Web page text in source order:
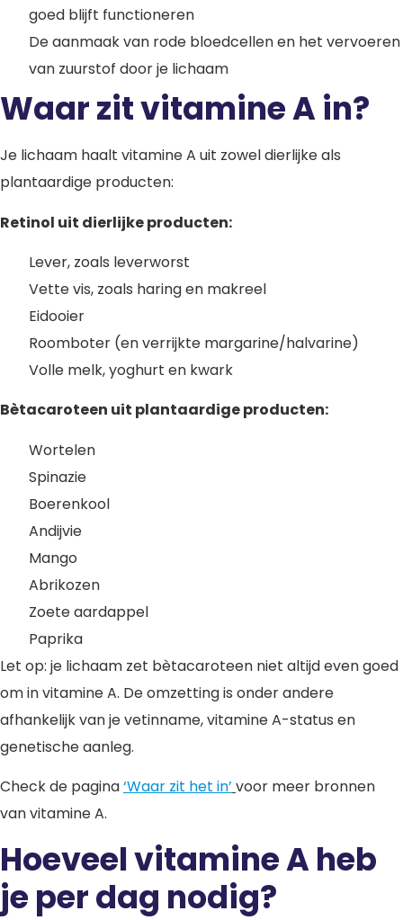
goed blijft functioneren
De aanmaak van rode bloedcellen en het vervoeren
van zuurstof door je lichaam
Waar zit vitamine A in?
Je lichaam haalt vitamine A uit zowel dierlijke als
plantaardige producten:
Retinol uit dierlijke producten:
Lever, zoals leverworst
Vette vis, zoals haring en makreel
Eidooier
Roomboter (en verrijkte margarine/halvarine)
Volle melk, yoghurt en kwark
Bètacaroteen uit plantaardige producten:
Wortelen
Spinazie
Boerenkool
Andijvie
Mango
Abrikozen
Zoete aardappel
Paprika
Let op: je lichaam zet bètacaroteen niet altijd even goed
om in vitamine A. De omzetting is onder andere
afhankelijk van je vetinname, vitamine A-status en
genetische aanleg.
Check de pagina‘Waar zit het in’ voor meer bronnen
van vitamine A.
Hoeveel vitamine A heb
je per dag nodig?